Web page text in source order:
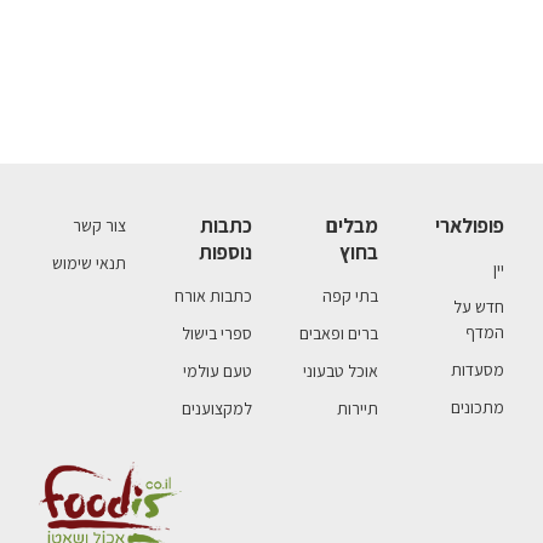
פופולארי
יין
חדש על
המדף
מסעדות
מתכונים
מבלים
בחוץ
בתי קפה
ברים ופאבים
אוכל טבעוני
תיירות
כתבות
נוספות
כתבות אורח
ספרי בישול
טעם עולמי
למקצוענים
צור קשר
תנאי שימוש